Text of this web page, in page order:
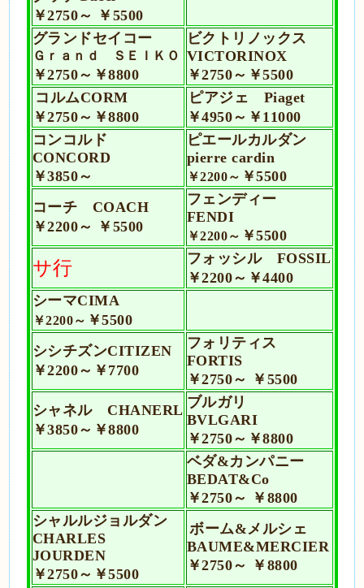
￥2750～
￥5500
グランドセイコー
Ｇｒａｎｄ ＳＥＩＫＯ
￥2750～￥8800
ビクトリノックス
VICTORINOX
￥2750～ ￥5500
コルムCORM
￥2750～￥8800
ピアジェ Piaget
￥4950～￥11000
コンコルド
CONCORD
￥3850～
ピエールカルダン
pierre cardin
￥2200～ ￥5500
コーチ COACH
￥2200～ ￥5500
フェンディー
FENDI
￥2200～ ￥5500
サ行
フォッシル FOSSIL
￥2200～ ￥4400
シーマCIMA
￥2200～ ￥5500
シシチズンCITIZEN
￥2200～ ￥7700
フォリティス
FORTIS
￥2750～
￥5500
シャネル CHANERL
￥3850～￥8800
ブルガリ
BVLGARI
￥2750～￥8800
ベダ&カンパニー
BEDAT&Co
￥2750～ ￥8800
シャルルジョルダン
CHARLES
JOURDEN
￥2750～ ￥5500
ボーム&メルシェ
BAUME&MERCIER
￥2750～ ￥8800